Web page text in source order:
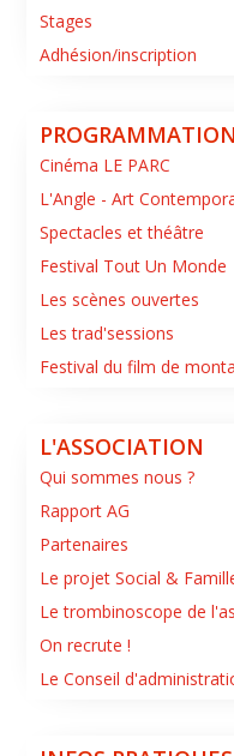
Stages
Adhésion/inscription
Cinéma LE PARC
L'Angle - Art
Spectacles et théâtre
Festival Tout Un Monde
Les scènes ouvertes
Les trad'sessions
Festival du film de
L'ASSOCIATION
Qui sommes nous ?
Rapport AG
Partenaires
Le projet Social &
Le trombinoscope de
On recrute !
Le Conseil